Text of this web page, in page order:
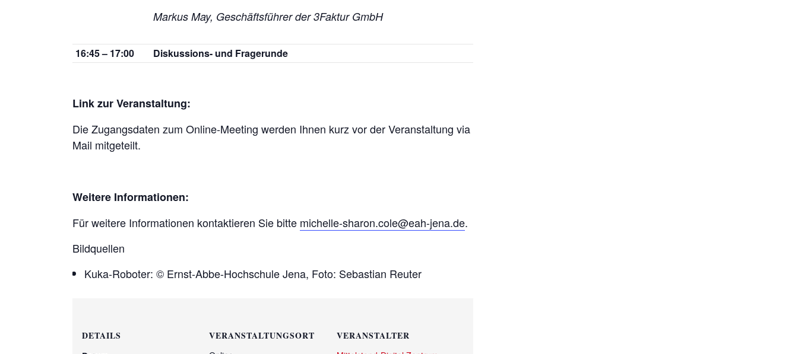
Markus May, Geschäftsführer der3Faktur GmbH
16:45 – 17:00 Diskussions- und Fragerunde
Link zur Veranstaltung:
Die Zugangsdaten zum Online-Meeting werden Ihnen kurz vor der Veranstaltung via
Mail mitgeteilt.
Weitere Informationen:
Für weitere Informationen kontaktieren Sie bitte michelle-sharon.cole@eah-jena.de.
Bildquellen
Kuka-Roboter: © Ernst-Abbe-Hochschule Jena, Foto: Sebastian Reuter
DETAILS VERANSTALTUNGSORT VERANSTALTER